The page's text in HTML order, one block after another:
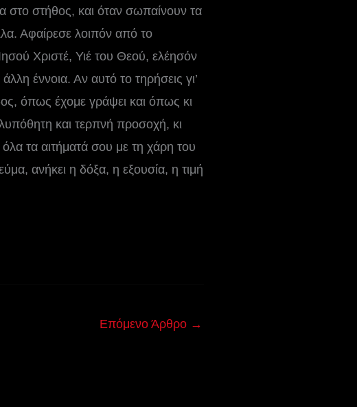
στο στήθος, και όταν σωπαίνουν τα
Αφαίρεσε λοιπόν από το
Χριστέ, Υιέ του Θεού, ελέησόν
έννοια. Αν αυτό το τηρήσεις γι’
όπως έχομε γράψει και όπως κι
και τερπνή προσοχή, κι
τα αιτήματά σου με τη χάρη του
ανήκει η δόξα, η εξουσία, η τιμή
Επόμενο Άρθρο →